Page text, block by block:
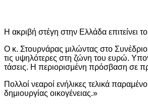
H ακριβή στέγη στην Ελλάδα επιτείνει το
Ο κ. Στουρνάρας μιλώντας στο
τις υψηλότερες στη ζώνη του ευρώ.
τάσεις. Η περιορισμένη πρόσβαση σε
Πολλοί νεαροί ενήλικες τελικά
δημιουργίας οικογένειας.»